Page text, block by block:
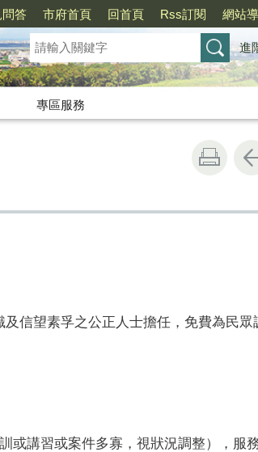
答 市府首頁 回首頁 Rss訂閱 網站
進
專區服務
信望素孚之公正人士擔任，免費為民眾
或講習或案件多寡，視狀況調整），服